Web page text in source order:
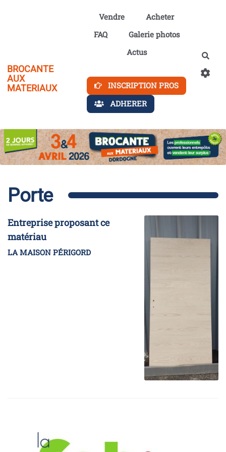
Aller au contenu principal
BROCANTE
AUX
MATERIAUX
Vendre
Acheter
FAQ
Galerie photos
Actus
INSCRIPTION PROS
ADHERER
Porte
Entreprise proposant ce
matériau
LA MAISON PÉRIGORD